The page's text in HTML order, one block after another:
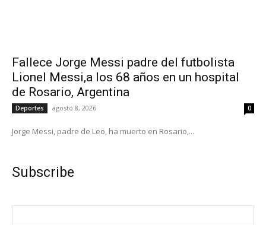
Fallece Jorge Messi padre del futbolista
Lionel Messi,a los 68 años en un hospital
de Rosario, Argentina
Deportes agosto 8, 2026 0
Jorge Messi, padre de Leo, ha muerto en Rosario,...
Subscribe